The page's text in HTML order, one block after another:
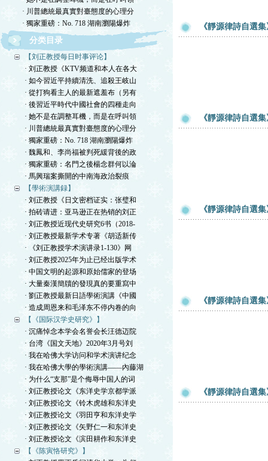
· 川普總統最真實對臺態度的心理分
· 獨家重磅：No. 718 湖南瀏陽爆炸
分类目录
【刘正教授每日时事评论】
· 刘正教授《KTV频道和本人在各大
· 如今習近平持續清洗、追殺王岐山
· 從打狗看主人的最新遮羞布（另有
· 後習近平時代中國社會的四種走向
· 她不是在調整耳機，而是在呼叫領
· 川普總統最真實對臺態度的心理分
· 獨家重磅：No. 718 湖南瀏陽爆炸
· 魏鳳和、李尚福被判死緩背後的政
· 獨家重磅：名門之後楊念群何以淪
· 馬興瑞案撕開的中南海政治裂痕
【學術演講録】
· 刘正教授《日文密档证实：张璧和
· 拍砖请进：亚马逊正在热销的刘正
· 刘正教授近现代史研究6书（2018-
· 刘正教授最新学术专著《胡适新传
· 《刘正教授学术演讲录1-130》网
· 刘正教授2025年为止已经出版学术
· 中国文明的起源和原始儒家的登场
· 大量秦漢簡牘的發現真的要重寫中
· 劉正教授最新日語學術演講《中國
· 造成周恩来和毛泽东不停内卷的向
【《国际汉学史研究》】
· 沉痛悼念本学会名誉会长汪德迈院
· 台湾《国文天地》2020年3月号刘
· 我在哈佛大学访问和学术演讲纪念
· 我在哈佛大學的學術演講——內藤湖
· 为什么“支那”是个侮辱中国人的词
· 刘正教授论文《东洋史学京都学派
· 刘正教授论文《铃木虎雄和东洋史
· 刘正教授论文《羽田亨和东洋史学
· 刘正教授论文《矢野仁一和东洋史
· 刘正教授论文《滨田耕作和东洋史
【《陈寅恪研究》】
《靜源律詩自選
《靜源律詩自選
《靜源律詩自選
《靜源律詩自選
《靜源律詩自選